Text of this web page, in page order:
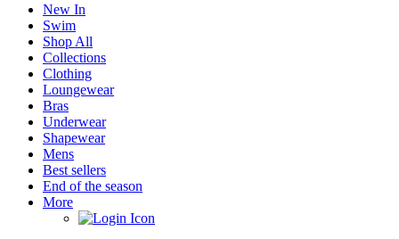
New In
Swim
Shop All
Collections
Clothing
Loungewear
Bras
Underwear
Shapewear
Mens
Best sellers
End of the season
More